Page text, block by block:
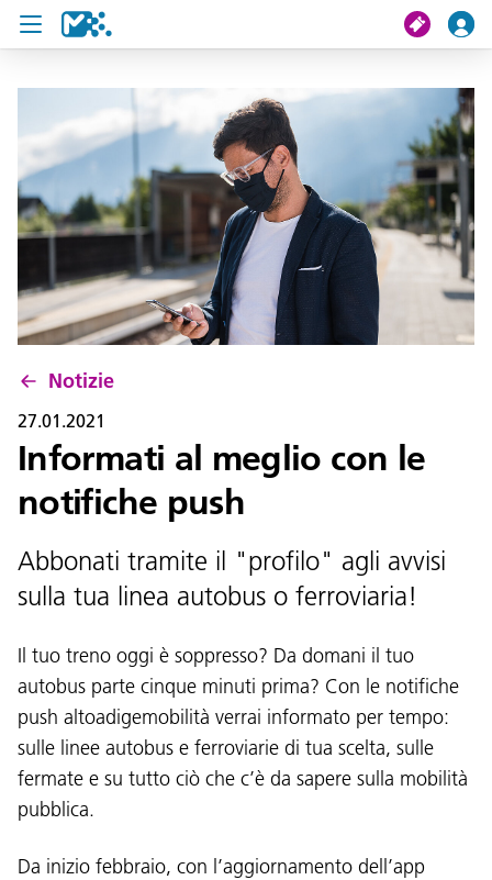
Cerca
Il mio viaggio
Ticket
Pass U19
Notizie
Progetti
Assistenza e contatto
Notizie
27.01.2021
Informati al meglio con le
notifiche push
Abbonati tramite il "profilo" agli avvisi
sulla tua linea autobus o ferroviaria!
Il tuo treno oggi è soppresso? Da domani il tuo
autobus parte cinque minuti prima? Con le notifiche
push altoadigemobilità verrai informato per tempo:
sulle linee autobus e ferroviarie di tua scelta, sulle
fermate e su tutto ciò che c’è da sapere sulla mobilità
pubblica.
Da inizio febbraio, con l’aggiornamento dell’app